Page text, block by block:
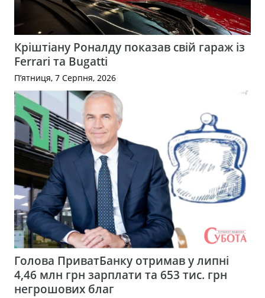
Кріштіану Роналду показав свій гараж із
Ferrari та Bugatti
П’ятниця, 7 Серпня, 2026
Голова ПриватБанку отримав у липні
4,46 млн грн зарплати та 653 тис. грн
негрошових благ